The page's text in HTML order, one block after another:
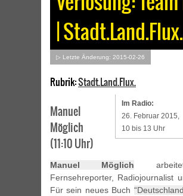
| Stadt.Land.Flux.
▷ Letzte Änderung: 2015-02-26
Rubrik:Stadt.Land.Flux.
Im Radio:
26. Februar 2015,
10 bis 13 Uhr
Manuel
Möglich
(11:10 Uhr)
Manuel Möglich
Fernsehreporter, Radiojournalist
Für sein neues Buch